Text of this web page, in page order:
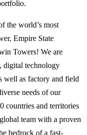
the world’s most
Empire State
Towers! We are
digital technology
well as factory and field
needs of our
countries and territories
team with a proven
bedrock of a fast-